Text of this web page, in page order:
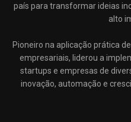
país para transformar ideias
alto
Pioneiro na aplicação prática
empresariais, liderou a
startups e empresas de
inovação, automação e